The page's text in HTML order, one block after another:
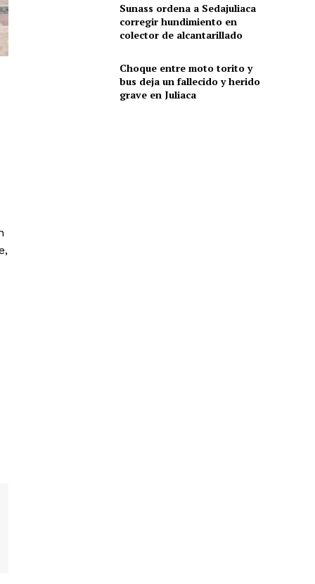
Sunass ordena a Sedajuliaca
corregir hundimiento en
colector de alcantarillado
Choque entre moto torito y
bus deja un fallecido y herido
grave en Juliaca